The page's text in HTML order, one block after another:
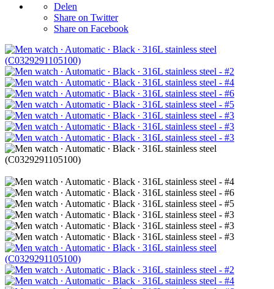
Delen
Share on Twitter
Share on Facebook